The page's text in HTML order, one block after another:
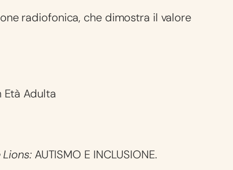
radiofonica, che dimostra il valore
Adulta
AUTISMO E INCLUSIONE.